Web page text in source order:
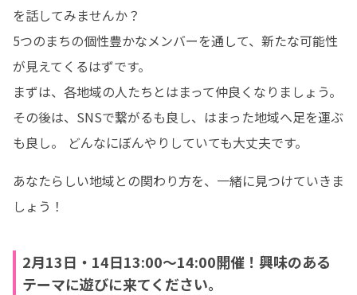
を話してみませんか？
5つのまちの個性豊かなメンバーを通して、新たな可能性
が見えてくるはずです。
まずは、各地域の人たちとはまって仲良くなりましょう。
その後は、SNSで繋がるも良し、はまった地域へ足を運ぶ
も良し。 どんなにぼんやりしていても大丈夫です。
あなたらしい地域との関わり方を、一緒に見つけていきま
しょう！
2月13日・14日13:00～14:00開催！興味のある
テーマに遊びに来てください。